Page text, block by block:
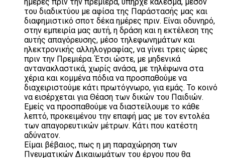
του διαδικτύου με αφίσα της Παράστασής μας και
διαφημιστικό σποτ δέκα ημέρες πριν. Είναι οδυνηρό,
στην εμπειρία μας αυτή, η δράση και η εκτέλεση της
αυτής απαγόρευσης, μέσο τηλεφωνημάτων και
ηλεκτρονικής αλληλογραφίας, να γίνει τρεις ώρες
πριν την Πρεμιέρα. Έτσι ώστε, με μηδενικά
αντανακλαστικά, χωρίς ανάσα, με τηλέφωνα στα
χέρια και κομμένα πόδια να προσπαθούμε να
διαχειριστούμε κάτι πρωτόγνωρο, για εμάς. Το κοινό
να εισέρχεται για Θέαση των δικών του Παιδιών.
Εμείς να προσπαθούμε να διαστείλουμε το κάθε
λεπτό, προκειμένου την επαφή μας με τον εντολέα
των απαγορευτικών μέτρων. Κάτι που κατέστη
αδύνατον.
Είμαι βέβαιος, πως η μη παραχώρηση των
Πνευματικών Δικαιωμάτων του έργου που θα